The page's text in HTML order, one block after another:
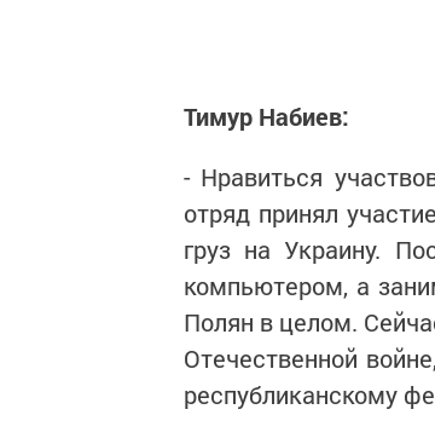
Тимур Набиев:
- Нравиться
отряд принял
груз на Украину.
компьютером, а
Полян в целом.
Отечественной
республиканскому